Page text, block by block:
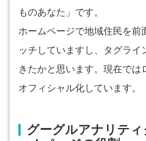
ものあなた」です。
ホームページで地域住民を前
ッチしていますし、タグライ
きたかと思います。現在では
オフィシャル化しています。
グーグルアナリテ